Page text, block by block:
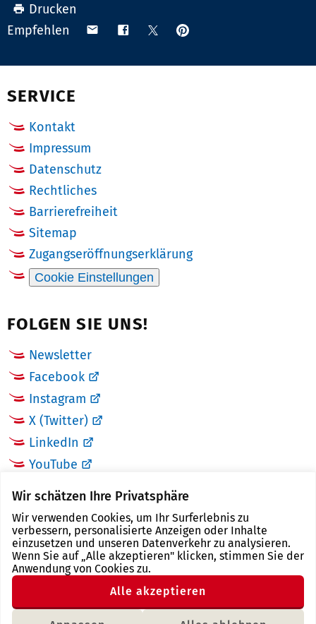
Wir schätzen Ihre Privatsphäre
Wir verwenden Cookies, um Ihr Surferlebnis zu
verbessern, personalisierte Anzeigen oder Inhalte
einzusetzen und unseren Datenverkehr zu analysieren.
Wenn Sie auf „Alle akzeptieren" klicken, stimmen Sie der
Anwendung von Cookies zu.
Alle akzeptieren
Drucken
Empfehlen
Teilen Teilen TeilenAnpinnen
SERVICE
Kontakt
Impressum
Datenschutz
Rechtliches
Barrierefreiheit
Sitemap
Zugangseröffnungserklärung
Cookie Einstellungen
FOLGEN SIE UNS!
Newsletter
Facebook
Instagram
X (Twitter)
LinkedIn
YouTube
LINKS
Landkreis Zwickau
Tourismusregion Zwickau
Freistaat Sachsen
Region Zwickau